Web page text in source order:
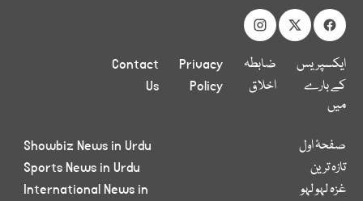
ایکسپریس
کے بارے
میں
ضابطہ
اخلاق
Privacy
Policy
Contact
Us
صفحۂ اول
تازہ ترین
غزہ لہو لہو
Showbiz News in Urdu
Sports News in Urdu
International News in